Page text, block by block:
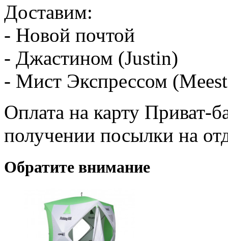
Доставим:
- Новой почтой
- Джастином (Justin)
- Мист Экспрессом
Оплата на карту Приват-
получении посылки на
Обратите внимание